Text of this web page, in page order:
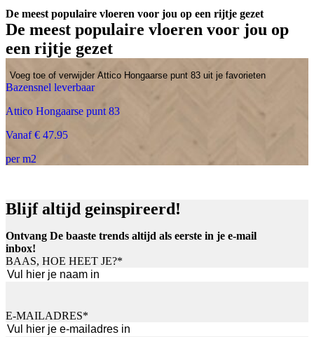
De meest populaire vloeren voor jou op een rijtje gezet
De meest populaire vloeren voor jou op
een rijtje gezet
Voeg toe of verwijder Attico Hongaarse punt 83 uit je favorieten
Bazensnel leverbaar
Attico Hongaarse punt 83
Vanaf € 47.95
per m2
Blijf altijd geinspireerd!
Ontvang De baaste trends altijd als eerste in je e-mail
inbox!
BAAS, HOE HEET JE?*
E-MAILADRES*